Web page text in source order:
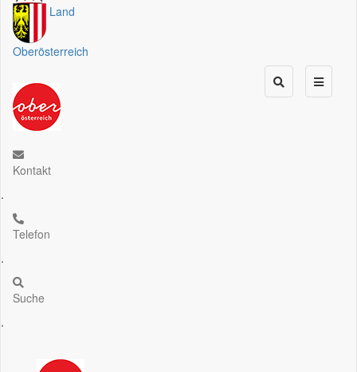
Land
Oberösterreich
Kontakt
.
Telefon
.
Suche
.